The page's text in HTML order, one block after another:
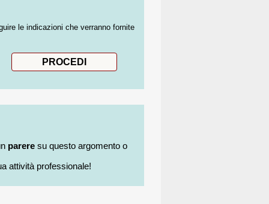
le indicazioni che verranno fornite
pareresu questo argomento o
attività professionale!